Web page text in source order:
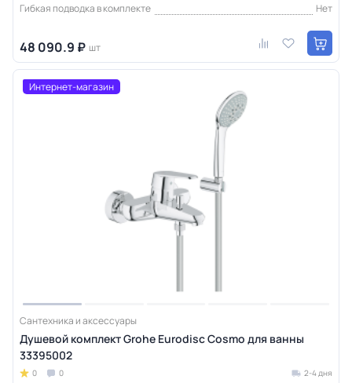
Гибкая подводка в комплекте
Нет
48 090.9 ₽ шт
Интернет-магазин
Сантехника и аксессуары
Душевой комплект Grohe Eurodisc Cosmo для ванны
33395002
0 0 2-4 дня